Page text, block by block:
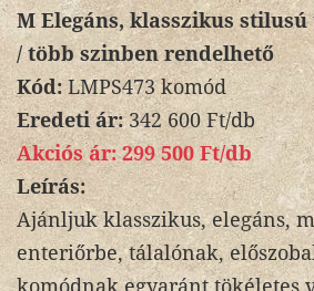
M Elegáns, klasszikus
/ több szinben rendelhető
Kód: LMPS473 komód
Eredeti ár:342 600 Ft/db
Akciós ár:299 500 Ft/db
Leírás:
Ajánljuk klasszikus, elegáns,
enteriőrbe, tálalónak,
komódnak egyaránt tökéletes